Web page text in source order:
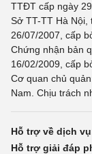
TTĐT cấp ngày
Sở TT-TT Hà Nội,
26/07/2007, cấp
Chứng nhận bản
16/02/2009, cấp
Cơ quan chủ
Nam. Chịu trách
Hỗ trợ về dịch
Hỗ trợ giải đáp